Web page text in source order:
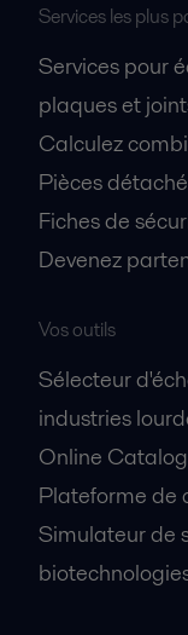
Services les plus
Services pour
plaques et
Calculez
Pièces
Fiches de
Devenez
Vos outils
Sélecteur
industries
Online
Plateforme de
Simulateur de